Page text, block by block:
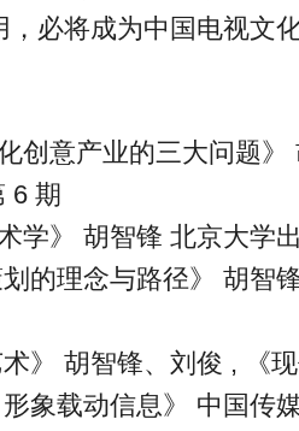
，必将成为中国电视文
创意产业的三大问题
6 期
学》 胡智锋 北京大学
的理念与路径》 胡智
》 胡智锋、刘俊 , 《
象载动信息》 中国传